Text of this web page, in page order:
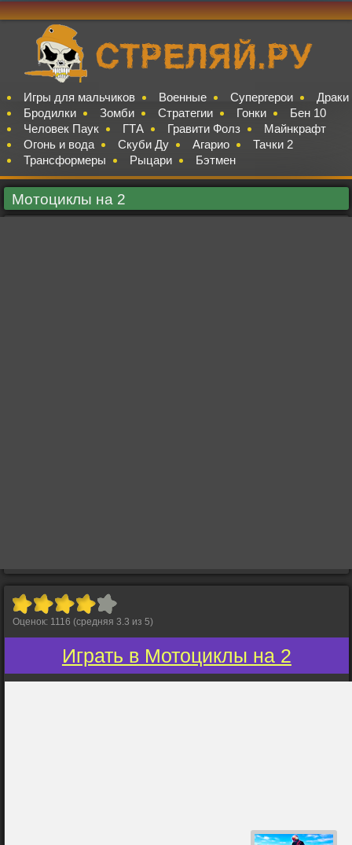
Игры для мальчиков Военные Супергерои
Драки
Бродилки
Зомби Стратегии Гонки
Бен 10
Человек Паук
ГТА Гравити Фолз
Майнкрафт
Огонь и вода
Скуби Ду Агарио
Тачки 2
Трансформеры
Рыцари Бэтмен
Мотоциклы на 2
Оценок: 1116 (средняя 3.3 из 5)
Играть в Мотоциклы на 2